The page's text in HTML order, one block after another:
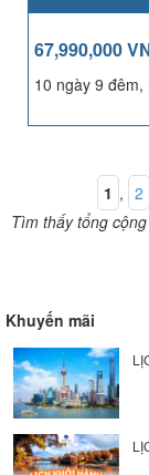
67,990,000
10 ngày 9
1 , 2
Tìm thấy tổng
Khuyến mãi